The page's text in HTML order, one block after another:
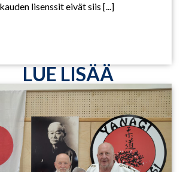
lisenssit eivät siis [...]
LUE LISÄÄ